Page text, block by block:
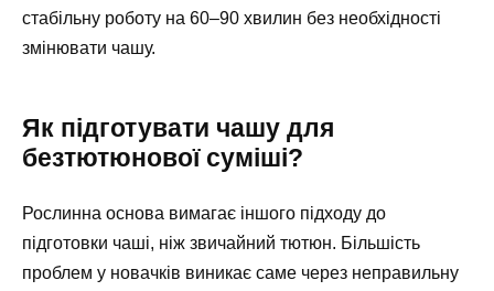
стабільну роботу на 60–90 хвилин без необхідності
змінювати чашу.
Як підготувати чашу для
безтютюнової суміші?
Рослинна основа вимагає іншого підходу до
підготовки чаші, ніж звичайний тютюн. Більшість
проблем у новачків виникає саме через неправильну